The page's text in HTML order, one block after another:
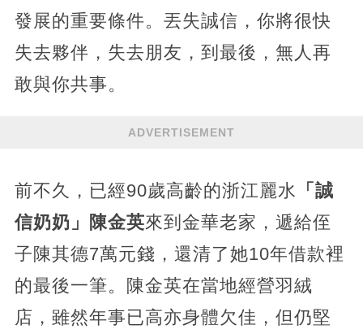
發展的重要條件。丟失誠信，你將很快
失去夥伴，失去朋友，到最後，無人再
敢與你共事。
ADVERTISEMENT
前不久，已經90歲高齡的浙江麗水 「誠
信奶奶」陳金英來到金華老家，遞給侄
子陳其德7萬元錢，還清了她10年借款裡
的最後一筆。陳金英在當地經營羽絨
店，雖然年事已高亦身體欠佳，但仍堅